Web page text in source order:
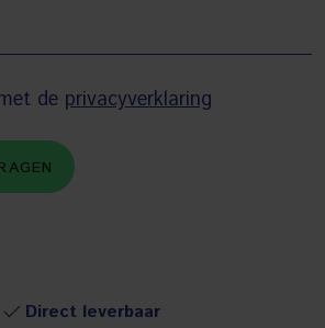
de privacyverklaring
Direct leverbaar